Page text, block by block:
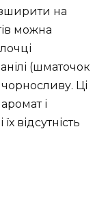
на
можна
(шматочок
Ці
і
відсутність